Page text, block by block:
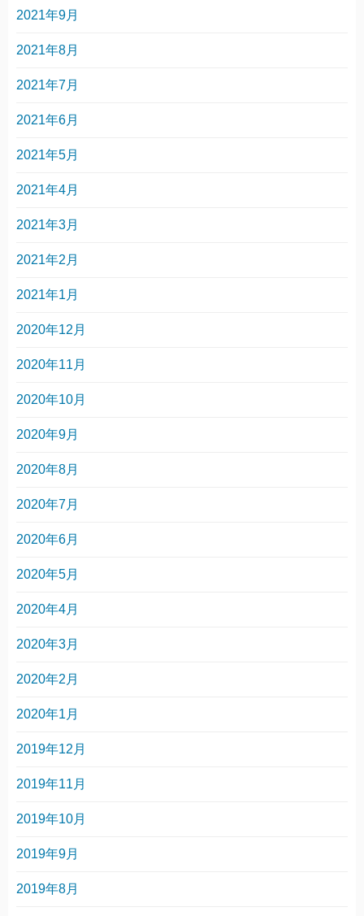
2021年9月
2021年8月
2021年7月
2021年6月
2021年5月
2021年4月
2021年3月
2021年2月
2021年1月
2020年12月
2020年11月
2020年10月
2020年9月
2020年8月
2020年7月
2020年6月
2020年5月
2020年4月
2020年3月
2020年2月
2020年1月
2019年12月
2019年11月
2019年10月
2019年9月
2019年8月